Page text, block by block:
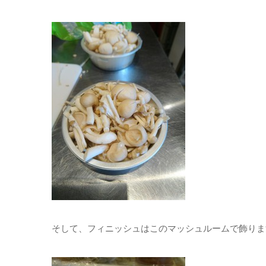
そして、フィニッシュはこのマッシュルームで飾り